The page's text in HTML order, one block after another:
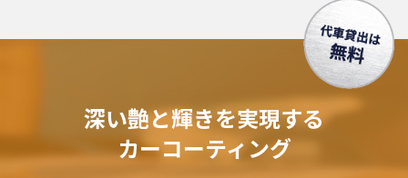
深い艶と輝きを実現する
カーコーティング